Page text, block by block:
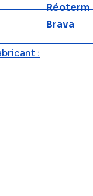
Réoterm
Brava
: